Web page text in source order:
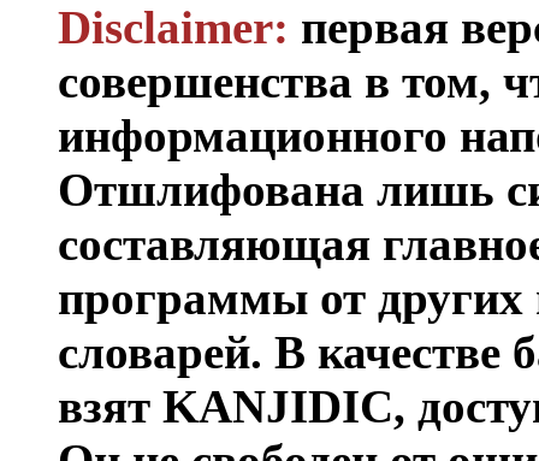
Disclaimer: первая
совершенства в том,
информационного
Отшлифована лишь
составляющая
программы от других
словарей. В качестве
взят KANJIDIC,